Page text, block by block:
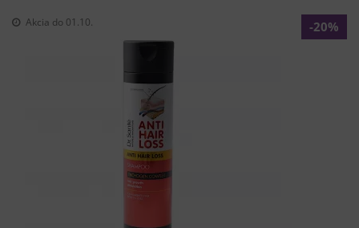
-20%
Akcia do 01.10.